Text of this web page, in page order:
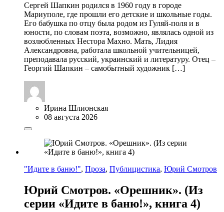
Сергей Шапкин родился в 1960 году в городе
Мариуполе, где прошли его детские и школьные годы.
Его бабушка по отцу была родом из Гуляй-поля и в
юности, по словам поэта, возможно, являлась одной из
возлюбленных Нестора Махно. Мать, Лидия
Александровна, работала школьной учительницей,
преподавала русский, украинский и литературу. Отец –
Георгий Шапкин – самобытный художник […]
Ирина Шлионская
08 августа 2026
"Идите в баню!", Проза, Публицистика, Юрий Смотров
Юрий Смотров. «Орешник». (Из
серии «Идите в баню!», книга 4)